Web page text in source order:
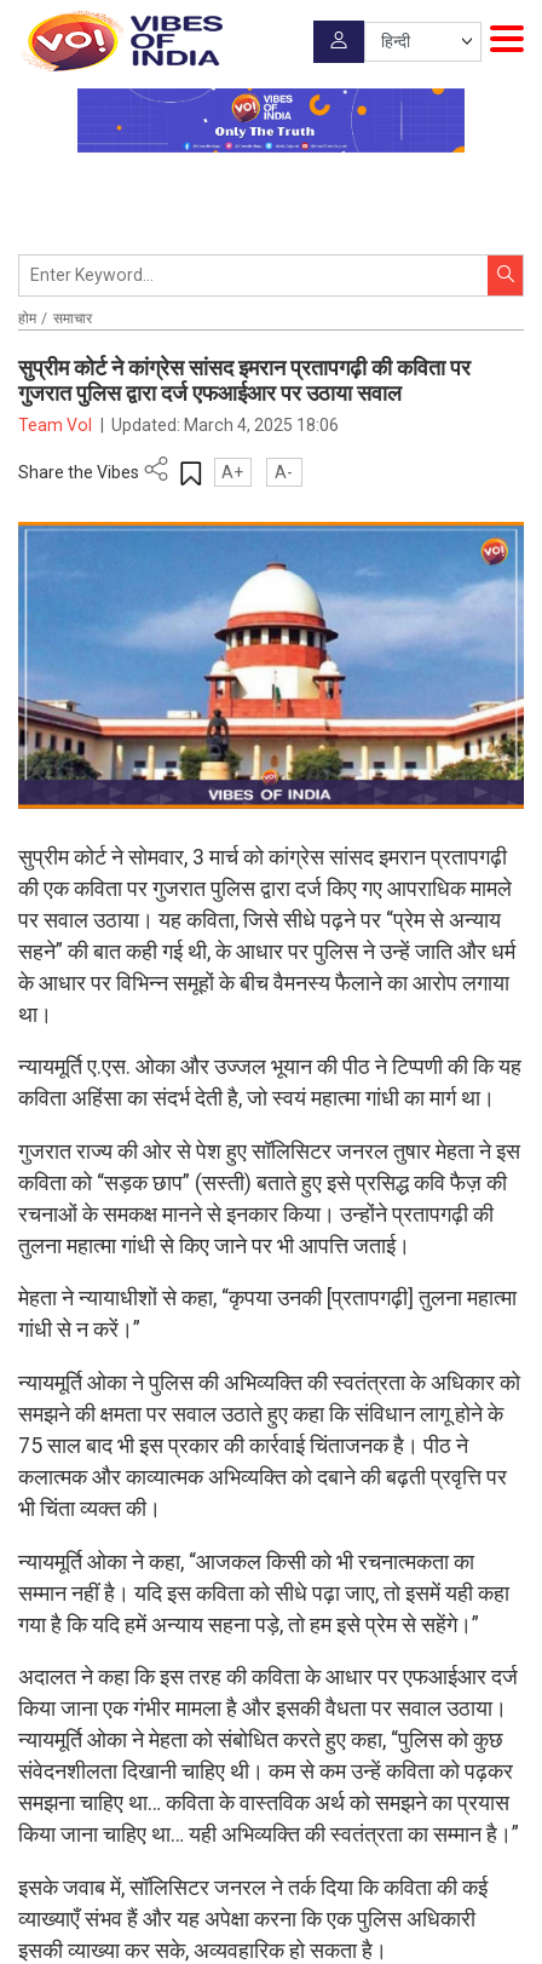
होम समाचार
सुप्रीम कोर्ट ने कांग्रेस सांसद इमरान प्रतापगढ़ी की कविता पर
गुजरात पुलिस द्वारा दर्ज एफआईआर पर उठाया सवाल
Team VoI Updated: March 4, 2025 18:06
Share the Vibes A+ A-
सुप्रीम कोर्ट ने सोमवार, 3 मार्च को कांग्रेस सांसद इमरान प्रतापगढ़ी
की एक कविता पर गुजरात पुलिस द्वारा दर्ज किए गए आपराधिक मामले
पर सवाल उठाया। यह कविता, जिसे सीधे पढ़ने पर “प्रेम से अन्याय
सहने” की बात कही गई थी, के आधार पर पुलिस ने उन्हें जाति और धर्म
के आधार पर विभिन्न समूहों के बीच वैमनस्य फैलाने का आरोप लगाया
था।
न्यायमूर्ति ए.एस. ओका और उज्जल भूयान की पीठ ने टिप्पणी की कि यह
कविता अहिंसा का संदर्भ देती है, जो स्वयं महात्मा गांधी का मार्ग था।
गुजरात राज्य की ओर से पेश हुए सॉलिसिटर जनरल तुषार मेहता ने इस
कविता को “सड़क छाप” (सस्ती) बताते हुए इसे प्रसिद्ध कवि फैज़ की
रचनाओं के समकक्ष मानने से इनकार किया। उन्होंने प्रतापगढ़ी की
तुलना महात्मा गांधी से किए जाने पर भी आपत्ति जताई।
मेहता ने न्यायाधीशों से कहा, “कृपया उनकी [प्रतापगढ़ी] तुलना महात्मा
गांधी से न करें।”
न्यायमूर्ति ओका ने पुलिस की अभिव्यक्ति की स्वतंत्रता के अधिकार को
समझने की क्षमता पर सवाल उठाते हुए कहा कि संविधान लागू होने के
75 साल बाद भी इस प्रकार की कार्रवाई चिंताजनक है। पीठ ने
कलात्मक और काव्यात्मक अभिव्यक्ति को दबाने की बढ़ती प्रवृत्ति पर
भी चिंता व्यक्त की।
न्यायमूर्ति ओका ने कहा, “आजकल किसी को भी रचनात्मकता का
सम्मान नहीं है। यदि इस कविता को सीधे पढ़ा जाए, तो इसमें यही कहा
गया है कि यदि हमें अन्याय सहना पड़े, तो हम इसे प्रेम से सहेंगे।”
अदालत ने कहा कि इस तरह की कविता के आधार पर एफआईआर दर्ज
किया जाना एक गंभीर मामला है और इसकी वैधता पर सवाल उठाया।
न्यायमूर्ति ओका ने मेहता को संबोधित करते हुए कहा, “पुलिस को कुछ
संवेदनशीलता दिखानी चाहिए थी। कम से कम उन्हें कविता को पढ़कर
समझना चाहिए था… कविता के वास्तविक अर्थ को समझने का प्रयास
किया जाना चाहिए था… यही अभिव्यक्ति की स्वतंत्रता का सम्मान है।”
इसके जवाब में, सॉलिसिटर जनरल ने तर्क दिया कि कविता की कई
व्याख्याएँ संभव हैं और यह अपेक्षा करना कि एक पुलिस अधिकारी
इसकी व्याख्या कर सके, अव्यवहारिक हो सकता है।